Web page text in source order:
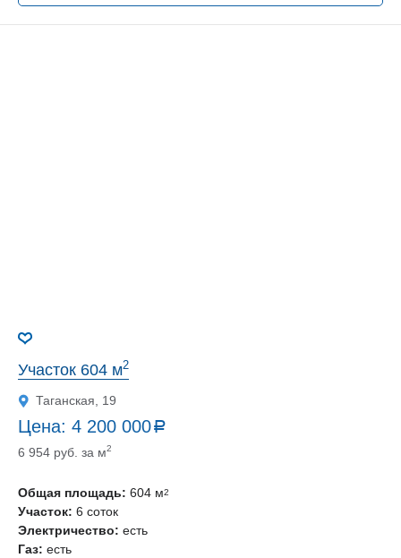
Участок 604 м2
Таганская, 19
Цена: 4 200 000 a
руб.
6 954 руб. за м2
Общая площадь: 604 м2
Участок: 6 соток
Электричество: есть
Газ: есть